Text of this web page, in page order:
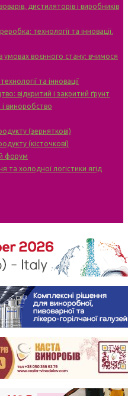
дистиляторів і виробників
технології та інновації.
умовах воєнного стану: вчимося
та інновації
відкритий і закритий ґрунт
виноробство
(зерняткові)
(кісточкові)
форум
та холодної логістики ягід